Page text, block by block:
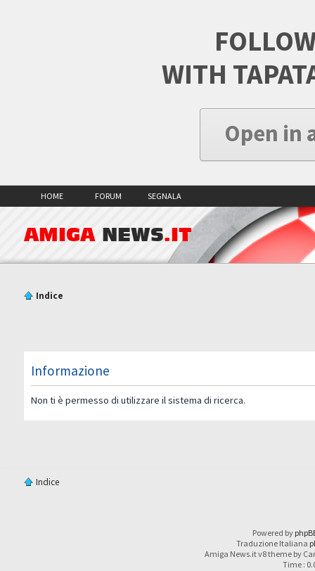
WITH
Open in
HOME FORUM SEGNALA
AMIGA NEWS.IT
Indice
Informazione
Non ti è permesso di utilizzare il sistema di ricerca.
Indice
Powered by
Traduzione Italiana
Amiga News.it v8 theme by
Time :